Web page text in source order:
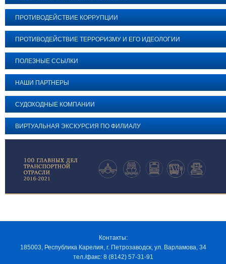
ПРОТИВОДЕЙСТВИЕ КОРРУПЦИИ
ПРОТИВОДЕЙСТВИЕ ТЕРРОРИЗМУ И ЕГО ИДЕОЛОГИИ
ПОЛЕЗНЫЕ ССЫЛКИ
НАШИ ПАРТНЕРЫ
СУДОХОДНЫЕ КОМПАНИИ
ВИРТУАЛЬНАЯ ЭКСКУРСИЯ ПО ФИЛИАЛУ
Контакты:
185003, Республика Карелия, г. Петрозаводск, ул. Варламова, 34
тел./факс: 8 (8142) 57-31-91